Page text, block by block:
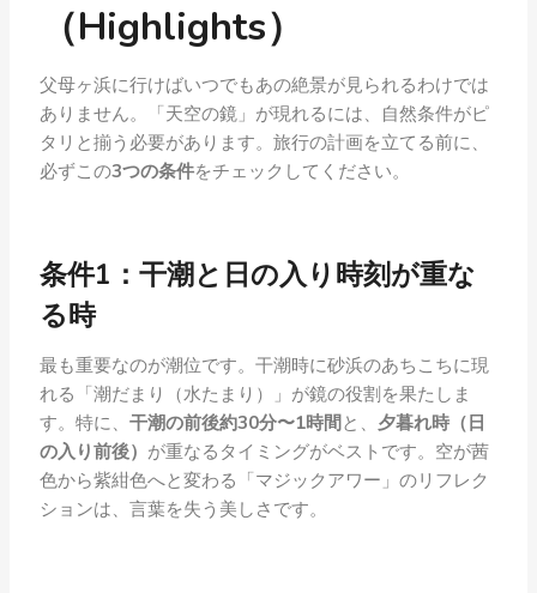
（Highlights）
父母ヶ浜に行けばいつでもあの絶景が見られるわけでは
ありません。「天空の鏡」が現れるには、自然条件がピ
タリと揃う必要があります。旅行の計画を立てる前に、
必ずこの3つの条件をチェックしてください。
条件1：干潮と日の入り時刻が重な
る時
最も重要なのが潮位です。干潮時に砂浜のあちこちに現
れる「潮だまり（水たまり）」が鏡の役割を果たしま
す。特に、 干潮の前後約30分〜1時間 と、 夕暮れ時（日
の入り前後） が重なるタイミングがベストです。空が茜
色から紫紺色へと変わる「マジックアワー」のリフレク
ションは、言葉を失う美しさです。